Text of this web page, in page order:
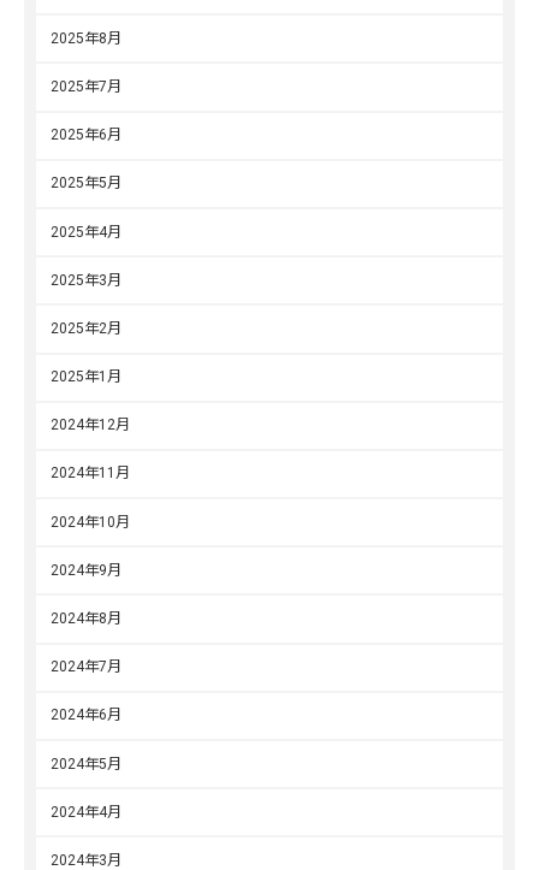
2025年8月
2025年7月
2025年6月
2025年5月
2025年4月
2025年3月
2025年2月
2025年1月
2024年12月
2024年11月
2024年10月
2024年9月
2024年8月
2024年7月
2024年6月
2024年5月
2024年4月
2024年3月